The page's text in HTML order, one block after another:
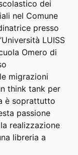
dei
nel Comune
presso
LUISS
Omero di
migrazioni
think tank per
è soprattutto
passione
realizzazione
libreria a